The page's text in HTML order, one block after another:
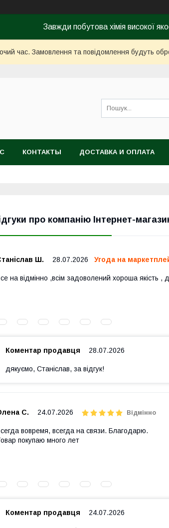
Завжди побутова хімія високої
час. Замовлення та повідомлення будуть
КОНТАКТЫ ДОСТАВКА И ОПЛАТА
про компанію Інтернет-
Ш. 28.07.2026 Угода на
на відмінно ,всім задоволений хороша якість ,
Коментар продавця 28.07.2026
дякуємо, Станіслав, за відгук!
С. 24.07.2026 Відмінно
вовремя, всегда на связи. Благодарю.
покупаю много лет
Коментар продавця 24.07.2026